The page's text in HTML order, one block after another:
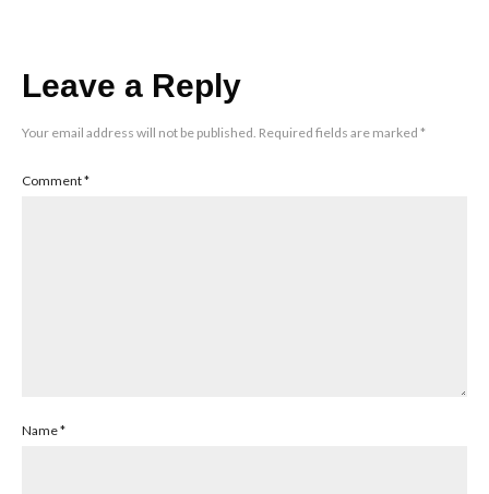
Leave a Reply
Your email address will not be published. Required fields are marked *
Comment*
Name*